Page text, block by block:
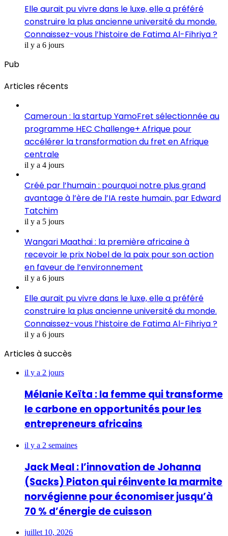
Elle aurait pu vivre dans le luxe, elle a préféré
construire la plus ancienne université du monde.
Connaissez-vous l’histoire de Fatima Al-Fihriya ?
il y a 6 jours
Pub
Articles récents
Cameroun : la startup YamoFret sélectionnée au
programme HEC Challenge+ Afrique pour
accélérer la transformation du fret en Afrique
centrale
il y a 4 jours
Créé par l’humain : pourquoi notre plus grand
avantage à l’ère de l’IA reste humain, par Edward
Tatchim
il y a 5 jours
Wangari Maathai : la première africaine à
recevoir le prix Nobel de la paix pour son action
en faveur de l’environnement
il y a 6 jours
Elle aurait pu vivre dans le luxe, elle a préféré
construire la plus ancienne université du monde.
Connaissez-vous l’histoire de Fatima Al-Fihriya ?
il y a 6 jours
Articles à succès
il y a 2 jours
Mélanie Keïta : la femme qui transforme
le carbone en opportunités pour les
entrepreneurs africains
il y a 2 semaines
Jack Meal : l’innovation de Johanna
(Sacks) Piaton qui réinvente la marmite
norvégienne pour économiser jusqu’à
70 % d’énergie de cuisson
juillet 10, 2026